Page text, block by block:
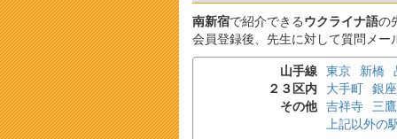
南新宿で紹介できるウクライナ語の
会員登録後、先生に対して質問メ
山手線 東京 新橋
２３区内
大手町
銀座
その他
吉祥寺
三鷹
上記以外の